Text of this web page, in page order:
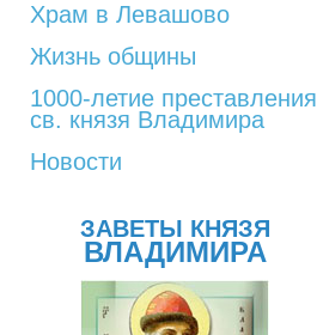
Храм в Левашово
Жизнь общины
1000-летие преставления
св. князя Владимира
Новости
ЗАВЕТЫ КНЯЗЯ
ВЛАДИМИРА